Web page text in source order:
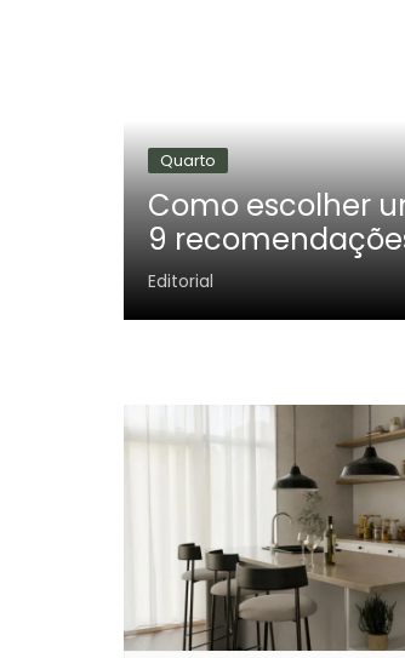
Quarto
Como escolher
9
Editorial